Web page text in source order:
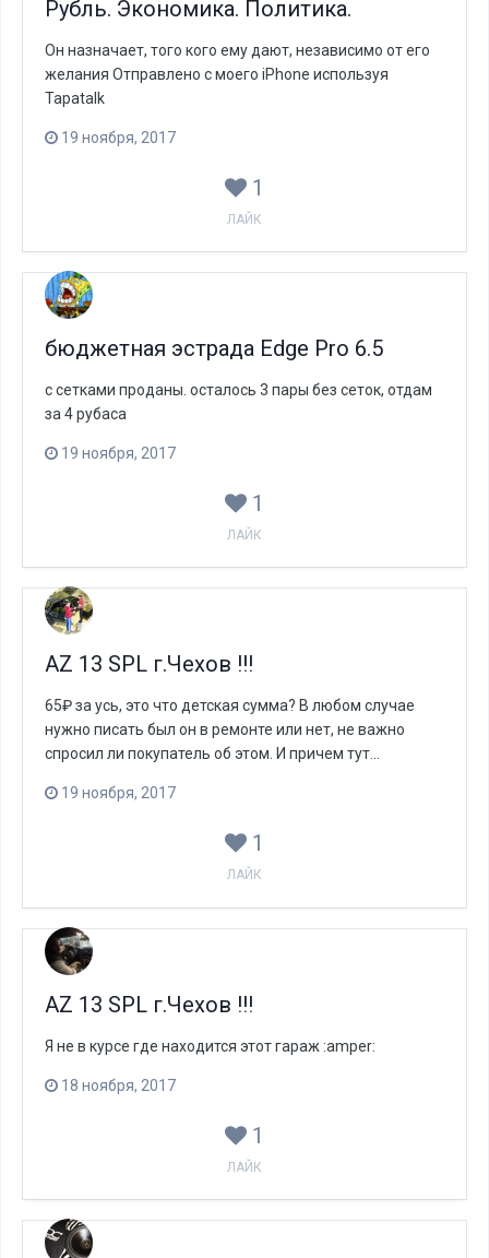
Рубль. Экономика. Политика.
Он назначает, того кого ему дают, независимо от его
желания Отправлено с моего iPhone используя
Tapatalk
19 ноября, 2017
1
ЛАЙК
бюджетная эстрада Edge Pro 6.5
с сетками проданы. осталось 3 пары без сеток, отдам
за 4 рубаса
19 ноября, 2017
1
ЛАЙК
AZ 13 SPL г.Чехов !!!
65₽ за усь, это что детская сумма? В любом случае
нужно писать был он в ремонте или нет, не важно
спросил ли покупатель об этом. И причем тут...
19 ноября, 2017
1
ЛАЙК
AZ 13 SPL г.Чехов !!!
Я не в курсе где находится этот гараж :amper:
18 ноября, 2017
1
ЛАЙК